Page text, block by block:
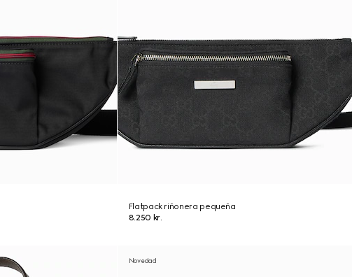
Flatpack riñonera pequeña
8.250 kr.
Novedad